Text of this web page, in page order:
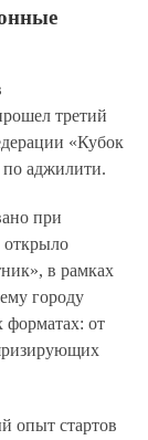
третий
«Кубок
по аджилити.
при
в рамках
городу
форматах: от
опыт стартов